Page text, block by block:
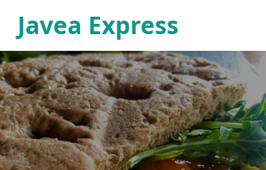
Javea Express